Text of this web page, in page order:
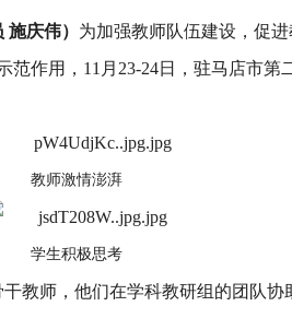
庆伟） 为加强教师队伍建设，促
作用，11月23-24日，驻马店市第
教师激情澎湃
学生积极思考
教师，他们在学科教研组的团队协